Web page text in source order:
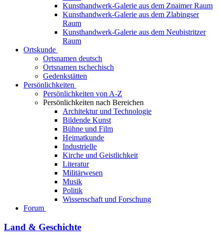
Kunsthandwerk-Galerie aus dem Znaimer Raum
Kunsthandwerk-Galerie aus dem Zlabingser
Raum
Kunsthandwerk-Galerie aus dem Neubistritzer
Raum
Ortskunde
Ortsnamen deutsch
Ortsnamen tschechisch
Gedenkstätten
Persönlichkeiten
Persönlichkeiten von A-Z
Persönlichkeiten nach Bereichen
Architektur und Technologie
Bildende Kunst
Bühne und Film
Heimatkunde
Industrielle
Kirche und Geistlichkeit
Literatur
Militärwesen
Musik
Politik
Wissenschaft und Forschung
Forum
Land & Geschichte